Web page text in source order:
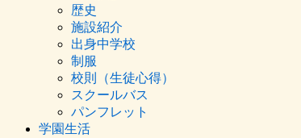
歴史
施設紹介
出身中学校
制服
校則（生徒心得）
スクールバス
パンフレット
学園生活